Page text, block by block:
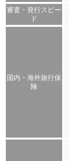
審査・発行スピー
ド
国内・海外旅行保
険